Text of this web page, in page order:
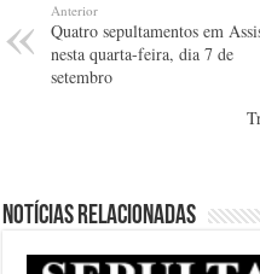
Anterior
Quatro sepultamentos em
nesta quarta-feira, dia 7 de
setembro
Notícias relacionadas